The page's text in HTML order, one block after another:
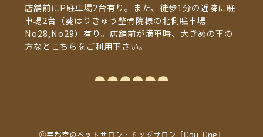
店舗前にP駐車場2台有り。また、徒歩1分の近隣に駐
車場2台（葵はりきゅう整骨院様の北側駐車場
No28,No29）有り。店舗前が満車時、大きめの車の
方などこちらをご利用下さい。
ⓒ宇都宮のペットサロン・ドッグサロン「Dog One」